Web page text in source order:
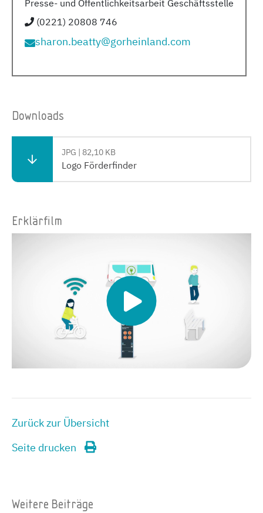
Presse- und Öffentlichkeitsarbeit Geschäftsstelle
(0221) 20808 746
sharon.beatty@gorheinland.com
Downloads
JPG | 82,10 KB
Logo Förderfinder
Erklärfilm
Zurück zur Übersicht
Seite drucken
Weitere Beiträge